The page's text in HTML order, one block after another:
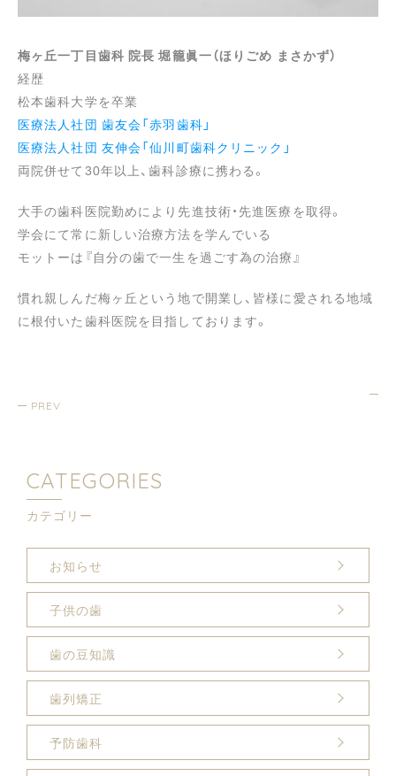
梅ヶ丘一丁目歯科 院長 堀籠眞一（ほりごめ まさかず）
経歴
松本歯科大学を卒業
医療法人社団 歯友会「赤羽歯科」
医療法人社団 友伸会「仙川町歯科クリニック」
両院併せて30年以上、歯科診療に携わる。
大手の歯科医院勤めにより先進技術・先進医療を取得。
学会にて常に新しい治療方法を学んでいる
モットーは『自分の歯で一生を過ごす為の治療』
慣れ親しんだ梅ヶ丘という地で開業し、皆様に愛される地域
に根付いた歯科医院を目指しております。
PREV
CATEGORIES
カテゴリー
お知らせ
子供の歯
歯の豆知識
歯列矯正
予防歯科